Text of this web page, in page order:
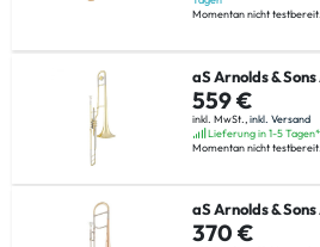
Momentan nicht testbereit.
aS Arnolds &
559 €
inkl. MwSt., inkl. Versand
Lieferung in 1-5 Tagen*
Momentan nicht testbereit.
aS Arnolds &
370 €